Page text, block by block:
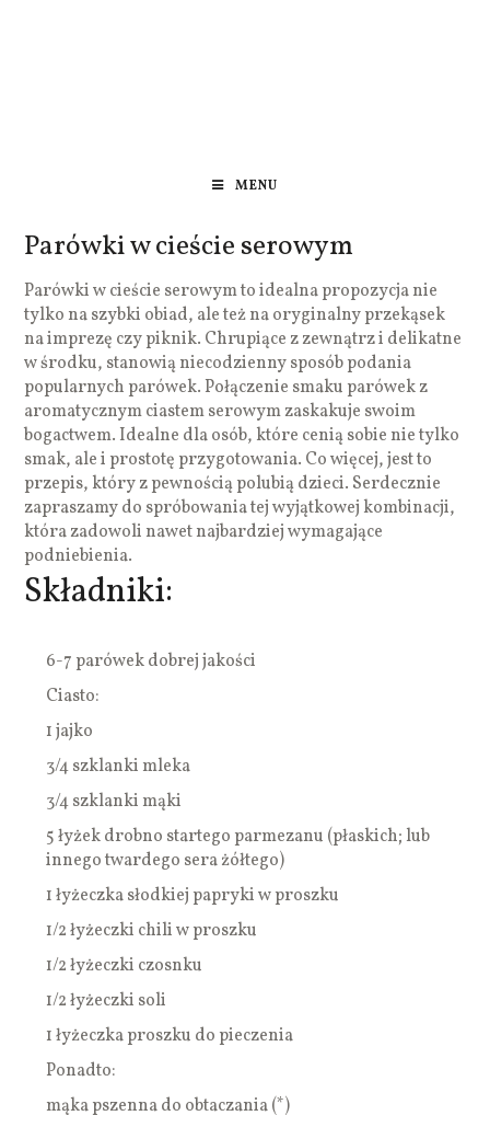
MENU
Parówki w cieście serowym
Parówki w cieście serowym to idealna propozycja nie
tylko na szybki obiad, ale też na oryginalny przekąsek
na imprezę czy piknik. Chrupiące z zewnątrz i delikatne
w środku, stanowią niecodzienny sposób podania
popularnych parówek. Połączenie smaku parówek z
aromatycznym ciastem serowym zaskakuje swoim
bogactwem. Idealne dla osób, które cenią sobie nie tylko
smak, ale i prostotę przygotowania. Co więcej, jest to
przepis, który z pewnością polubią dzieci. Serdecznie
zapraszamy do spróbowania tej wyjątkowej kombinacji,
która zadowoli nawet najbardziej wymagające
podniebienia.
Składniki:
6-7 parówek dobrej jakości
Ciasto:
1 jajko
3/4 szklanki mleka
3/4 szklanki mąki
5 łyżek drobno startego parmezanu (płaskich; lub
innego twardego sera żółtego)
1 łyżeczka słodkiej papryki w proszku
1/2 łyżeczki chili w proszku
1/2 łyżeczki czosnku
1/2 łyżeczki soli
1 łyżeczka proszku do pieczenia
Ponadto:
mąka pszenna do obtaczania (*)